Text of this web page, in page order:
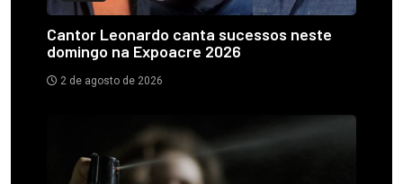
Cantor Leonardo canta sucessos neste
domingo na Expoacre 2026
2 de agosto de 2026